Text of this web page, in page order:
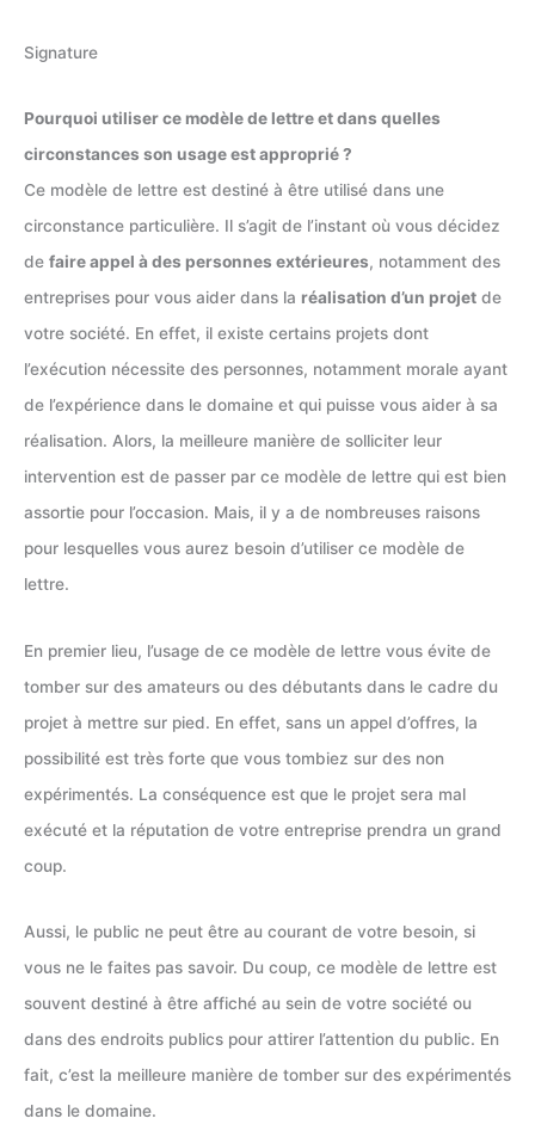
Signature
Pourquoi utiliser ce modèle de lettre et dans quelles
circonstances son usage est approprié ?
Ce modèle de lettre est destiné à être utilisé dans une
circonstance particulière. Il s’agit de l’instant où vous décidez
de faire appel à des personnes extérieures, notamment des
entreprises pour vous aider dans la réalisation d’un projet de
votre société. En effet, il existe certains projets dont
l’exécution nécessite des personnes, notamment morale ayant
de l’expérience dans le domaine et qui puisse vous aider à sa
réalisation. Alors, la meilleure manière de solliciter leur
intervention est de passer par ce modèle de lettre qui est bien
assortie pour l’occasion. Mais, il y a de nombreuses raisons
pour lesquelles vous aurez besoin d’utiliser ce modèle de
lettre.
En premier lieu, l’usage de ce modèle de lettre vous évite de
tomber sur des amateurs ou des débutants dans le cadre du
projet à mettre sur pied. En effet, sans un appel d’offres, la
possibilité est très forte que vous tombiez sur des non
expérimentés. La conséquence est que le projet sera mal
exécuté et la réputation de votre entreprise prendra un grand
coup.
Aussi, le public ne peut être au courant de votre besoin, si
vous ne le faites pas savoir. Du coup, ce modèle de lettre est
souvent destiné à être affiché au sein de votre société ou
dans des endroits publics pour attirer l’attention du public. En
fait, c’est la meilleure manière de tomber sur des expérimentés
dans le domaine.